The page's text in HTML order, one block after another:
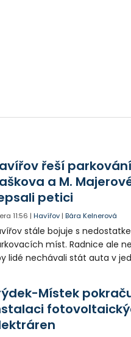
řeší
a M.
petici
11:56 |Havířov |Bára Kelnerová
stále bojuje s
míst. Radnice ale
lidé nechávali stát auta v
někteří obyvatelé rozhodli
Místek